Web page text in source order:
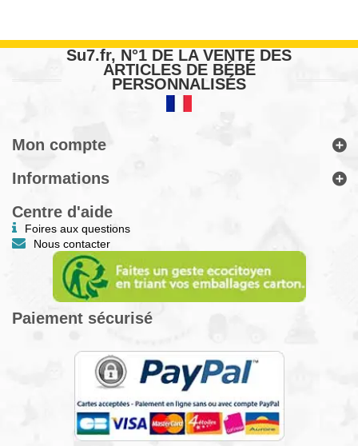
Su7.fr, N°1 DE LA VENTE DES
ARTICLES DE BÉBÉ
PERSONNALISÉS
Mon compte
Informations
Centre d'aide
Foires aux questions
Nous contacter
Paiement sécurisé